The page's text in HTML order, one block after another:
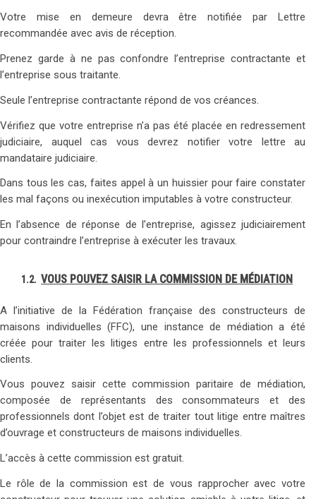
Votre mise en demeure devra être notifiée par Lettre
recommandée avec avis de réception.
Prenez garde à ne pas confondre l’entreprise contractante et
l’entreprise sous traitante.
Seule l’entreprise contractante répond de vos créances.
Vérifiez que votre entreprise n’a pas été placée en redressement
judiciaire, auquel cas vous devrez notifier votre lettre au
mandataire judiciaire.
Dans tous les cas, faites appel à un huissier pour faire constater
les mal façons ou inexécution imputables à votre constructeur.
En l’absence de réponse de l’entreprise, agissez judiciairement
pour contraindre l’entreprise à exécuter les travaux.
1.2. VOUS POUVEZ SAISIR LA COMMISSION DE MÉDIATION
A l’initiative de la Fédération française des constructeurs de
maisons individuelles (FFC), une instance de médiation a été
créée pour traiter les litiges entre les professionnels et leurs
clients.
Vous pouvez saisir cette commission paritaire de médiation,
composée de représentants des consommateurs et des
professionnels dont l’objet est de traiter tout litige entre maîtres
d’ouvrage et constructeurs de maisons individuelles.
L’accès à cette commission est gratuit.
Le rôle de la commission est de vous rapprocher avec votre